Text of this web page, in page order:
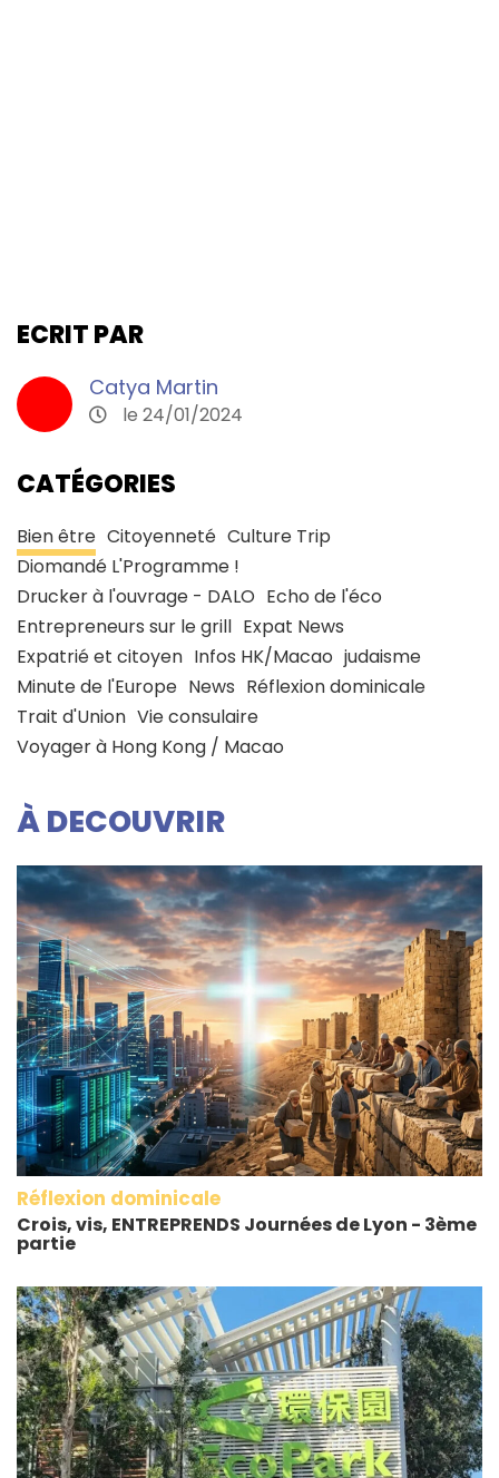
ECRIT PAR
Catya Martin
le 24/01/2024
CATÉGORIES
Bien être Citoyenneté Culture Trip
Diomandé L'Programme !
Drucker à l'ouvrage - DALO Echo de l'éco
Entrepreneurs sur le grill Expat News
Expatrié et citoyen Infos HK/Macao judaisme
Minute de l'Europe News Réflexion dominicale
Trait d'Union Vie consulaire
Voyager à Hong Kong / Macao
À DECOUVRIR
Réflexion dominicale
Crois, vis, ENTREPRENDS Journées de Lyon - 3ème
partie